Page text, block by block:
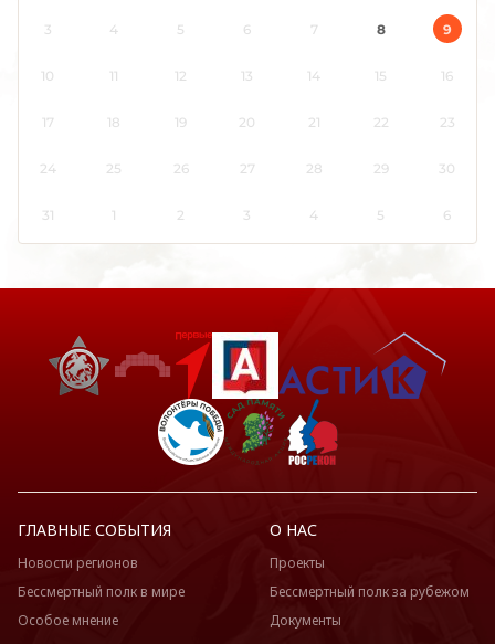
3 4 5 6 7 8 9
10 11 12 13 14 15 16
17 18 19 20 21 22 23
24 25 26 27 28 29 30
31 1 2 3 4 5 6
ГЛАВНЫЕ СОБЫТИЯ
Новости регионов
Бессмертный полк в мире
Особое мнение
О НАС
Проекты
Бессмертный полк за рубежом
Документы